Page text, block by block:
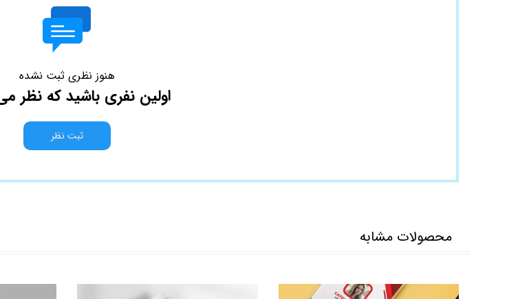
هنوز نظری ثبت نشده
اولین نفری باشید که نظر
ثبت نظر
محصولات مشابه